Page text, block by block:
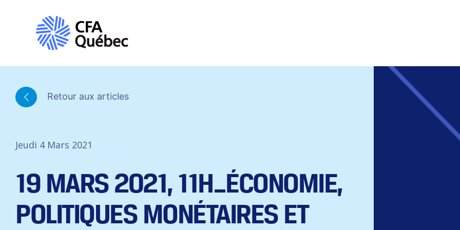
Retour aux articles
Jeudi 4 Mars 2021
19 MARS 2021, 11H_ÉCONOMIE,
POLITIQUES MONÉTAIRES ET